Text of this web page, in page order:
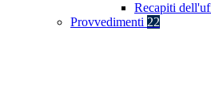
Recapiti
Provvedimenti 22